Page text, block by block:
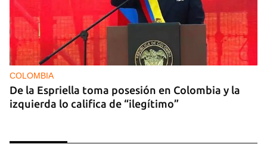
COLOMBIA
De la Espriella toma posesión en Colombia y la
izquierda lo califica de “ilegítimo”